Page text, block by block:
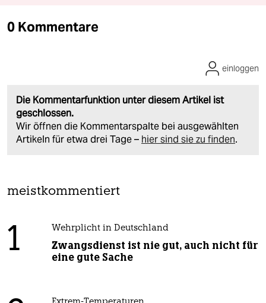
0 Kommentare
Die Kommentarfunktion unter diesem Artikel ist
geschlossen.
Wir öffnen die Kommentarspalte bei ausgewählten
Artikeln für etwa drei Tage – hier sind sie zu finden.
einloggen
meistkommentiert
1 Wehrplicht in Deutschland
Zwangsdienst ist nie gut, auch nicht für
eine gute Sache